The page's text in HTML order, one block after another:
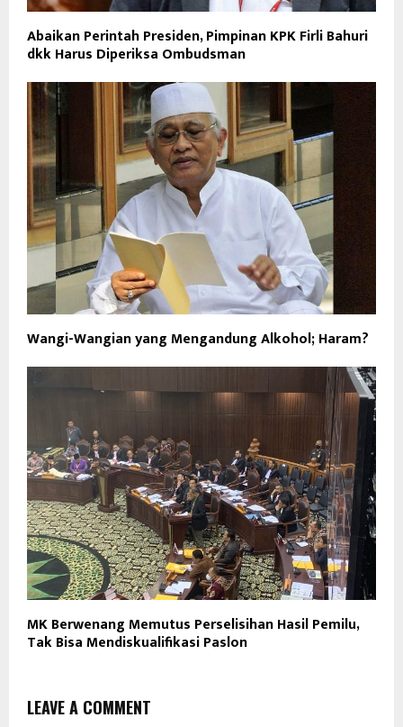
Abaikan Perintah Presiden, Pimpinan KPK Firli Bahuri
dkk Harus Diperiksa Ombudsman
Wangi-Wangian yang Mengandung Alkohol; Haram?
MK Berwenang Memutus Perselisihan Hasil Pemilu,
Tak Bisa Mendiskualifikasi Paslon
LEAVE A COMMENT